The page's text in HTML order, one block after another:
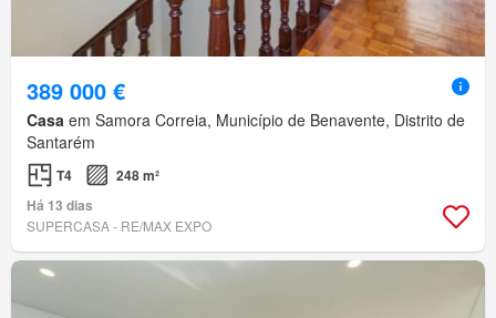
389 000 €
Casa em Samora Correia, Município de Benavente, Distrito de
Santarém
T4
248 m²
Há 13 dias
SUPERCASA - RE/MAX EXPO